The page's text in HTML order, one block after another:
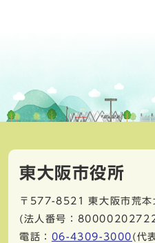
東大阪市役所
〒577-8521
東大阪市荒
(法人番号：
電話： 06-4309-3000 (代